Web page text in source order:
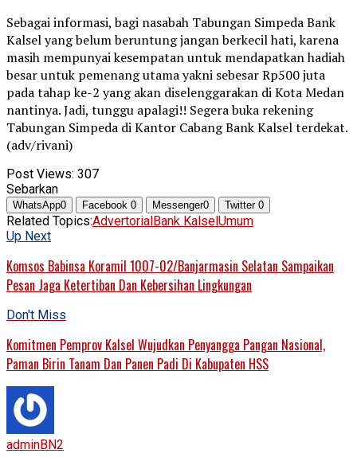
Sebagai informasi, bagi nasabah Tabungan Simpeda Bank
Kalsel yang belum beruntung jangan berkecil hati, karena
masih mempunyai kesempatan untuk mendapatkan hadiah
besar untuk pemenang utama yakni sebesar Rp500 juta
pada tahap ke-2 yang akan diselenggarakan di Kota Medan
nantinya. Jadi, tunggu apalagi!! Segera buka rekening
Tabungan Simpeda di Kantor Cabang Bank Kalsel terdekat.
(adv/rivani)
Post Views: 307
Sebarkan
WhatsApp0 Facebook 0 Messenger0 Twitter 0
Related Topics:AdvertorialBank KalselUmum
Up Next
Komsos Babinsa Koramil 1007-02/Banjarmasin Selatan Sampaikan
Pesan Jaga Ketertiban Dan Kebersihan Lingkungan
Don't Miss
Komitmen Pemprov Kalsel Wujudkan Penyangga Pangan Nasional,
Paman Birin Tanam Dan Panen Padi Di Kabupaten HSS
adminBN2